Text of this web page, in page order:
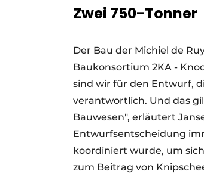
Zwei 750-Tonner
Der Bau der Michiel de
Baukonsortium 2KA -
sind wir für den Entwurf,
verantwortlich. Und das
Bauwesen", erläutert
Entwurfsentscheidung
koordiniert wurde, um
zum Beitrag von